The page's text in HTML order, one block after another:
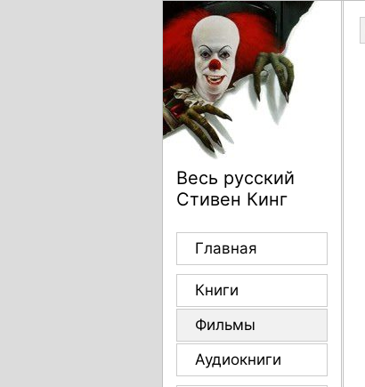
Весь русский
Стивен Кинг
Главная
Книги
Фильмы
Аудиокниги